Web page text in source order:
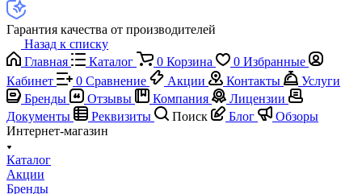
Гарантия качества от производителей
Назад к списку
Главная
Каталог 0 Корзина 0 Избранные
Кабинет
0 Сравнение Акции Контакты
Услуги
Бренды
Отзывы Компания
Лицензии
Документы
Реквизиты Поиск Блог
Обзоры
Интернет-магазин
Каталог
Акции
Бренды